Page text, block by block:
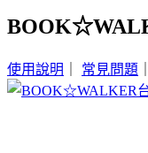
使用說明 常見問題